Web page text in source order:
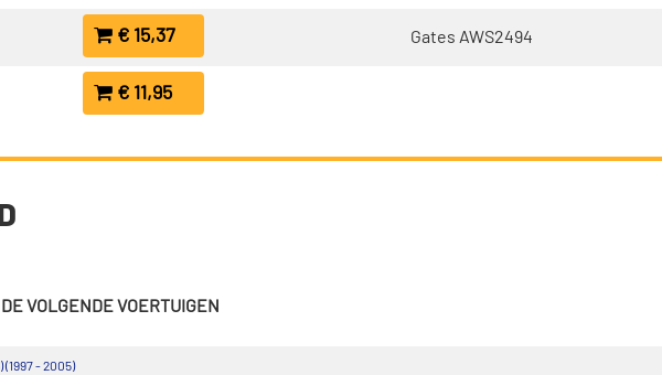
€ 15,37
€ 11,95
Gates AWS2494
VOLGENDE VOERTUIGEN
(1997 - 2005)